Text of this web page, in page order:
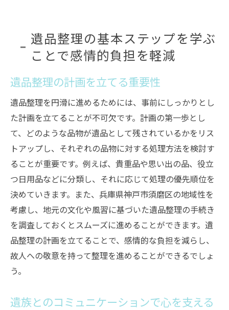
ビス
プロのアドバイスを活用する方法
兵庫県神戸市須磨区での遺品整理地域特有の文
神戸市須磨区の地域文化と遺品整理の関係
故人の思い出を尊重するための文化的配慮
地元での伝統的な遺品整理の方法
地域の文化を取り入れた遺品の扱い
須磨区の地域性が遺品整理に与える影響
文化的背景を理解した遺族のサポート
遺品整理を進めるための準備とスムーズな進行
のためのヒント
事前準備でスムーズに進める
ストレスを軽減するための具体策
遺品整理の基本ステップを学ぶ
ことで感情的負担を軽減
遺品整理の計画を立てる重要性
遺品整理を円滑に進めるためには、事前にしっかりとし
た計画を立てることが不可欠です。計画の第一歩とし
て、どのような品物が遺品として残されているかをリス
トアップし、それぞれの品物に対する処理方法を検討す
ることが重要です。例えば、貴重品や思い出の品、役立
つ日用品などに分類し、それに応じて処理の優先順位を
決めていきます。また、兵庫県神戸市須磨区の地域性を
考慮し、地元の文化や風習に基づいた遺品整理の手続き
を調査しておくとスムーズに進めることができます。遺
品整理の計画を立てることで、感情的な負担を減らし、
故人への敬意を持って整理を進めることができるでしょ
う。
遺族とのコミュニケーションで心を支える